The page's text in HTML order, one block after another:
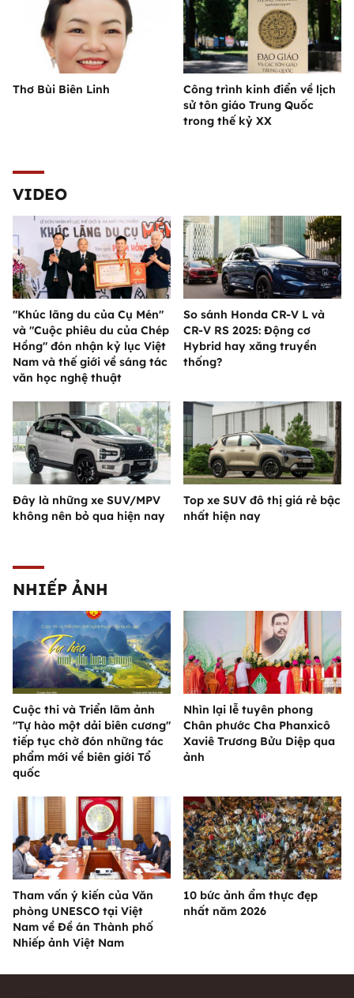
Thơ Bùi Biên Linh
Công trình kinh điển về lịch
sử tôn giáo Trung Quốc
trong thế kỷ XX
VIDEO
"Khúc lãng du của Cụ Mén"
và "Cuộc phiêu du của Chép
Hồng" đón nhận kỷ lục Việt
Nam và thế giới về sáng tác
văn học nghệ thuật
So sánh Honda CR-V L và
CR-V RS 2025: Động cơ
Hybrid hay xăng truyền
thống?
Đây là những xe SUV/MPV
không nên bỏ qua hiện nay
Top xe SUV đô thị giá rẻ bậc
nhất hiện nay
NHIẾP ẢNH
Cuộc thi và Triển lãm ảnh
"Tự hào một dải biên cương"
tiếp tục chờ đón những tác
phẩm mới về biên giới Tổ
quốc
Nhìn lại lễ tuyên phong
Chân phước Cha Phanxicô
Xaviê Trương Bửu Diệp qua
ảnh
Tham vấn ý kiến của Văn
phòng UNESCO tại Việt
Nam về Đề án Thành phố
Nhiếp ảnh Việt Nam
10 bức ảnh ẩm thực đẹp
nhất năm 2026